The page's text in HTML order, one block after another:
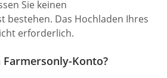
Sie keinen
bestehen. Das Hochladen Ihres
erforderlich.
Konto?